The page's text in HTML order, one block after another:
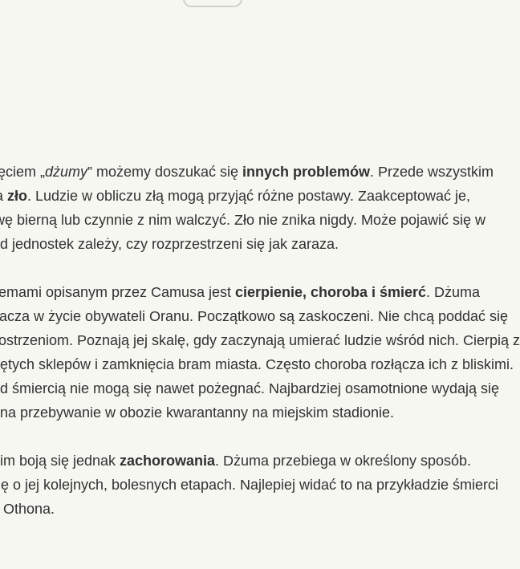
„dżumy” możemy doszukać się innych problemów. Przede wszystkim
zło. Ludzie w obliczu złą mogą przyjąć różne postawy. Zaakceptować je,
bierną lub czynnie z nim walczyć. Zło nie znika nigdy. Może pojawić się w
jednostek zależy, czy rozprzestrzeni się jak zaraza.
opisanym przez Camusa jest cierpienie, choroba i śmierć. Dżuma
w życie obywateli Oranu. Początkowo są zaskoczeni. Nie chcą poddać się
Poznają jej skalę, gdy zaczynają umierać ludzie wśród nich. Cierpią z
sklepów i zamknięcia bram miasta. Często choroba rozłącza ich z bliskimi.
śmiercią nie mogą się nawet pożegnać. Najbardziej osamotnione wydają się
przebywanie w obozie kwarantanny na miejskim stadionie.
boją się jednak zachorowania. Dżuma przebiega w określony sposób.
o jej kolejnych, bolesnych etapach. Najlepiej widać to na przykładzie śmierci